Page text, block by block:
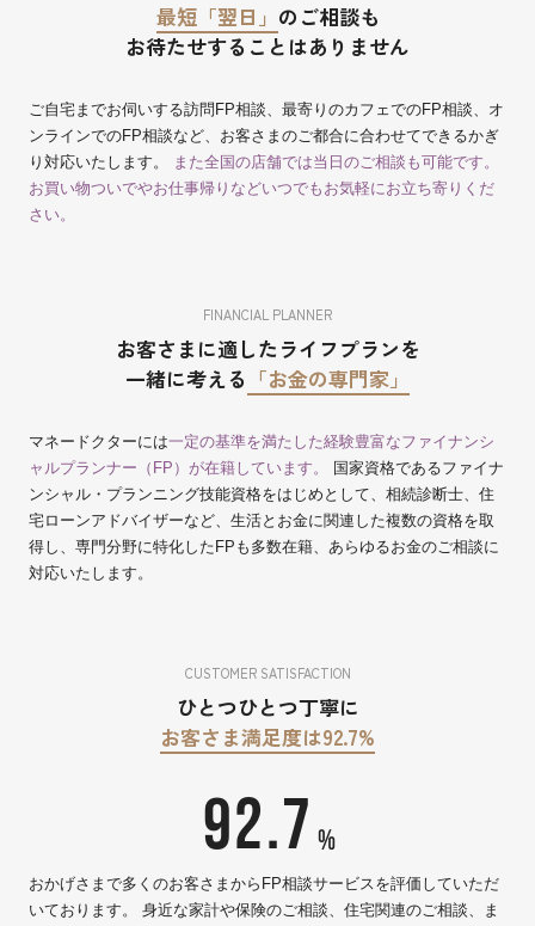
最短「翌日」 のご相談も
お待たせすることはありません
ご自宅までお伺いする訪問FP相談、最寄りのカフェでのFP相談、オ
ンラインでのFP相談など、お客さまのご都合に合わせてできるかぎ
り対応いたします。
また全国の店舗では当日のご相談も可能です。
お買い物ついでやお仕事帰りなどいつでもお気軽にお立ち寄りくだ
さい。
FINANCIAL PLANNER
お客さまに適したライフプランを
一緒に考える 「お金の専門家」
マネードクターには一定の基準を満たした経験豊富なファイナンシ
ャルプランナー（FP）が在籍しています。
国家資格であるファイナ
ンシャル・プランニング技能資格をはじめとして、相続診断士、住
宅ローンアドバイザーなど、生活とお金に関連した複数の資格を取
得し、専門分野に特化したFPも多数在籍、あらゆるお金のご相談に
対応いたします。
CUSTOMER SATISFACTION
ひとつひとつ丁寧に
お客さま満足度は92.7%
おかげさまで多くのお客さまからFP相談サービスを評価していただ
いております。 身近な家計や保険のご相談、住宅関連のご相談、ま
92.7 %